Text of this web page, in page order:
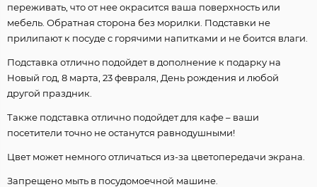
переживать, что от нее окрасится ваша поверхность или
мебель. Обратная сторона без морилки. Подставки не
прилипают к посуде с горячими напитками и не боится влаги.
Подставка отлично подойдет в дополнение к подарку на
Новый год, 8 марта, 23 февраля, День рождения и любой
другой праздник.
Также подставка отлично подойдет для кафе – ваши
посетители точно не останутся равнодушными!
Цвет может немного отличаться из-за цветопередачи экрана.
Запрещено мыть в посудомоечной машине.